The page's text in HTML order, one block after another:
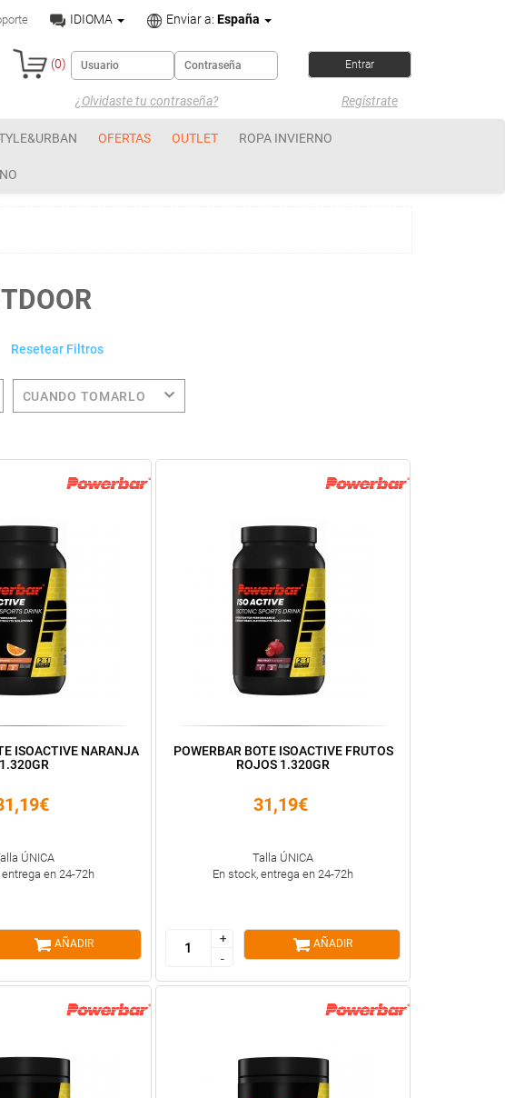
IDIOMA Enviar a: España
(0)
¿Olvidaste tu contraseña? Regístrate
OFERTAS OUTLET ROPA INVIERNO
Resetear Filtros
CUANDO TOMARLO
ISOACTIVE NARANJA
1.320GR
ÚNICA
entrega en 24-72h
AÑADIR
POWERBAR BOTE ISOACTIVE FRUTOS
ROJOS 1.320GR
31,19€
Talla ÚNICA
En stock, entrega en 24-72h
+
-
+
-
AÑADIR